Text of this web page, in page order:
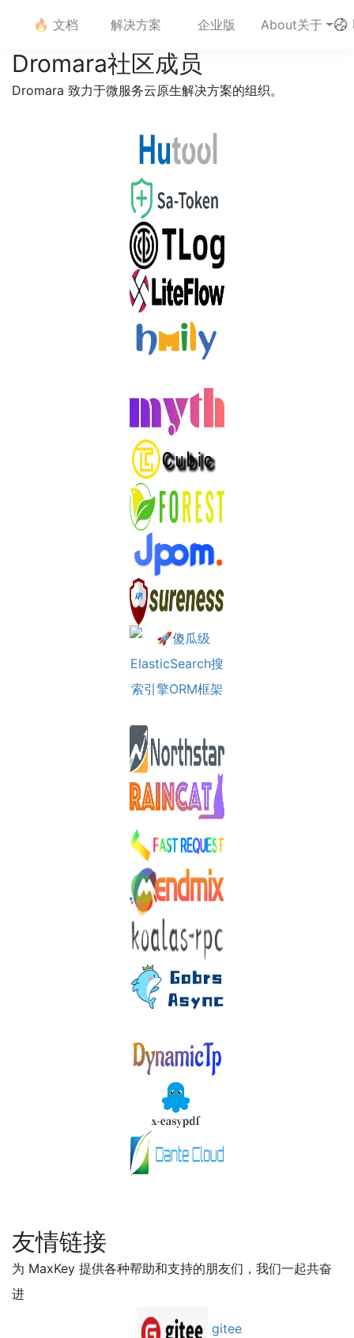
🔥 文档 解决方案 企业版 About关于
Dromara社区成员
Dromara 致力于微服务云原生解决方案的组织。
友情链接
为 MaxKey 提供各种帮助和支持的朋友们，我们一起共奋
进
gitee